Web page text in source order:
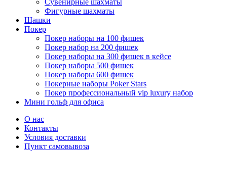
Фигурные шахматы
Шашки
Покер
Покер наборы на 100 фишек
Покер набор на 200 фишек
Покер наборы на 300 фишек в кейсе
Покер наборы 500 фишек
Покер наборы 600 фишек
Покерные наборы Poker Stars
Покер профессиональный vip luxury набор
Мини гольф для офиса
О нас
Контакты
Условия доставки
Пункт самовывоза